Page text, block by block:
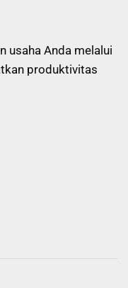
usaha Anda melalui
produktivitas